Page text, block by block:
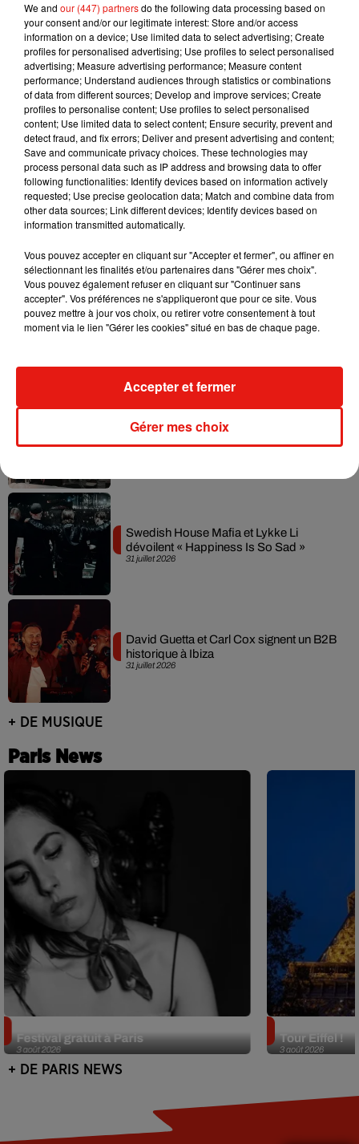
Musique
7 août 2026
RÜFÜS DU SOL annonce un nouvel
album après sa tournée mondiale
Angèle et Amélie Lens dévoilent leur
collaboration tant attendue
Il y a 10 ans, DJ Snake changeait de
dimension avec son premier...
Fred again.. et Latin Mafia dévoilent enfin
31 juillet 2026
Swedish House Mafia et Lykke Li
dévoilent « Happiness Is So Sad »
31 juillet 2026
David Guetta et Carl Cox signent un B2B
historique à Ibiza
+ DE MUSIQUE
Paris News
3 août 2026
Festival gratuit à Paris
3 août 2026
Tour Eiffel !
+ DE PARIS NEWS
We and our (447) partnersdo the following data processing based on
your consent and/or our legitimate interest: Store and/or access
information on a device; Use limited data to select advertising; Create
profiles for personalised advertising; Use profiles to select personalised
advertising; Measure advertising performance; Measure content
performance; Understand audiences through statistics or combinations
of data from different sources; Develop and improve services; Create
profiles to personalise content; Use profiles to select personalised
content; Use limited data to select content; Ensure security, prevent and
detect fraud, and fix errors; Deliver and present advertising and content;
Save and communicate privacy choices. These technologies may
process personal data such as IP address and browsing data to offer
following functionalities: Identify devices based on information actively
requested; Use precise geolocation data; Match and combine data from
other data sources; Link different devices; Identify devices based on
information transmitted automatically.
Vous pouvez accepter en cliquant sur "Accepter et fermer", ou affiner en
sélectionnant les finalités et/ou partenaires dans "Gérer mes choix".
Vous pouvez également refuser en cliquant sur "Continuer sans
accepter". Vos préférences ne s'appliqueront que pour ce site. Vous
pouvez mettre à jour vos choix, ou retirer votre consentement à tout
moment via le lien "Gérer les cookies" situé en bas de chaque page.
Gérer mes choix
Accepter et fermer